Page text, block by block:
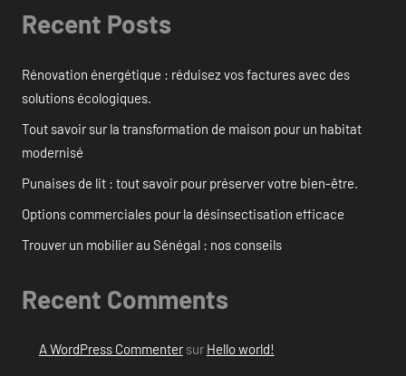
Recent Posts
Rénovation énergétique : réduisez vos factures avec des
solutions écologiques.
Tout savoir sur la transformation de maison pour un habitat
modernisé
Punaises de lit : tout savoir pour préserver votre bien-être.
Options commerciales pour la désinsectisation efficace
Trouver un mobilier au Sénégal : nos conseils
Recent Comments
A WordPress Commentersur Hello world!